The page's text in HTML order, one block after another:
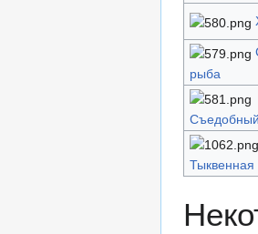
рыба
Тыквенная